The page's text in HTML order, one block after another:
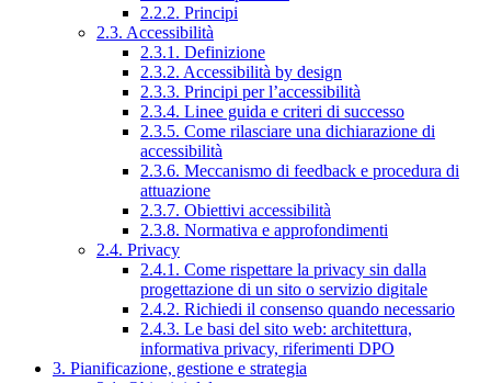
2.2.2. Principi
2.3. Accessibilità
2.3.1. Definizione
2.3.2. Accessibilità by design
2.3.3. Principi per l’accessibilità
2.3.4. Linee guida e criteri di successo
2.3.5. Come rilasciare una dichiarazione di
accessibilità
2.3.6. Meccanismo di feedback e procedura di
attuazione
2.3.7. Obiettivi accessibilità
2.3.8. Normativa e approfondimenti
2.4. Privacy
2.4.1. Come rispettare la privacy sin dalla
progettazione di un sito o servizio digitale
2.4.2. Richiedi il consenso quando necessario
2.4.3. Le basi del sito web: architettura,
informativa privacy, riferimenti DPO
3. Pianificazione, gestione e strategia